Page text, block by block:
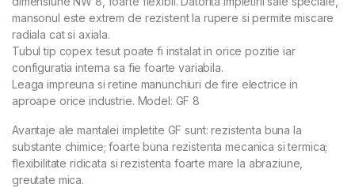
mansonul este extrem de rezistent la rupere si permite miscare
radiala cat si axiala.
Tubul tip copex tesut poate fi instalat in orice pozitie iar
configuratia interna sa fie foarte variabila.
Leaga impreuna si retine manunchiuri de fire electrice in
aproape orice industrie. Model: GF 8
Avantaje ale mantalei impletite GF sunt: rezistenta buna la
substante chimice; foarte buna rezistenta mecanica si termica;
flexibilitate ridicata si rezistenta foarte mare la abraziune,
greutate mica.